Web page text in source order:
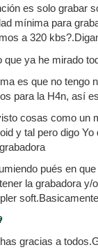
es solo grabar
mínima para
a 320
que ya he mirado
es que no tengo
para la H4n, así
cosas como un
y tal pero digo
pués en
la grabadora y/
gracias a